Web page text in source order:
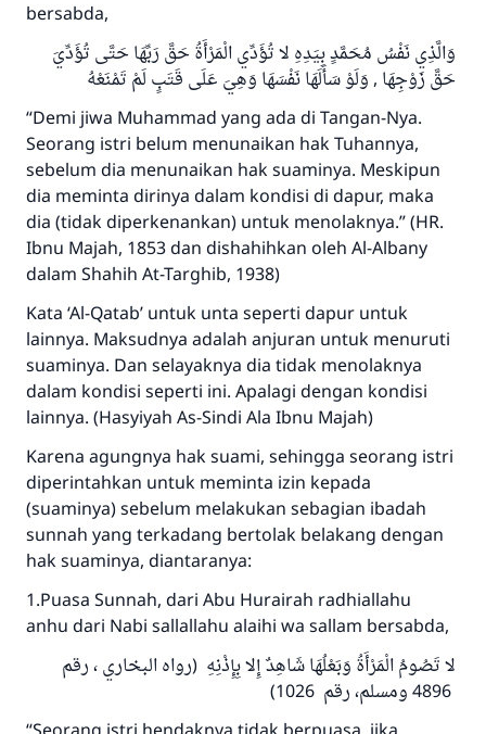
bersabda,
وَالَّذِي نَفْسُ مُحَمَّدٍ بِيَدِهِ لا تُؤَدِّي الْمَرْأَةُ حَقَّ رَبِّهَا حَتَّى تُؤَدِّيَ
حَقَّ زَوْجِهَا , وَلَوْ سَأَلَهَا نَفْسَهَا وَهِيَ عَلَى قَتَبٍ لَمْ تَمْنَعْهُ
“Demi jiwa Muhammad yang ada di Tangan-Nya.
Seorang istri belum menunaikan hak Tuhannya,
sebelum dia menunaikan hak suaminya. Meskipun
dia meminta dirinya dalam kondisi di dapur, maka
dia (tidak diperkenankan) untuk menolaknya.” (HR.
Ibnu Majah, 1853 dan dishahihkan oleh Al-Albany
dalam Shahih At-Targhib, 1938)
Kata ‘Al-Qatab’ untuk unta seperti dapur untuk
lainnya. Maksudnya adalah anjuran untuk menuruti
suaminya. Dan selayaknya dia tidak menolaknya
dalam kondisi seperti ini. Apalagi dengan kondisi
lainnya. (Hasyiyah As-Sindi Ala Ibnu Majah)
Karena agungnya hak suami, sehingga seorang istri
diperintahkan untuk meminta izin kepada
(suaminya) sebelum melakukan sebagian ibadah
sunnah yang terkadang bertolak belakang dengan
hak suaminya, diantaranya:
1.Puasa Sunnah, dari Abu Hurairah radhiallahu
anhu dari Nabi sallallahu alaihi wa sallam bersabda,
لا تَصُومُ الْمَرْأَةُ وَبَعْلُهَا شَاهِدٌ إِلا بِإِذْنِهِ (رواه البخاري ، رقم